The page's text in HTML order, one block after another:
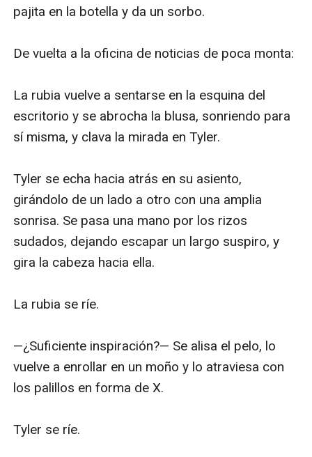
pajita en la botella y da un sorbo.
De vuelta a la oficina de noticias de poca monta:
La rubia vuelve a sentarse en la esquina del
escritorio y se abrocha la blusa, sonriendo para
sí misma, y clava la mirada en Tyler.
Tyler se echa hacia atrás en su asiento,
girándolo de un lado a otro con una amplia
sonrisa. Se pasa una mano por los rizos
sudados, dejando escapar un largo suspiro, y
gira la cabeza hacia ella.
La rubia se ríe.
—¿Suficiente inspiración?— Se alisa el pelo, lo
vuelve a enrollar en un moño y lo atraviesa con
los palillos en forma de X.
Tyler se ríe.